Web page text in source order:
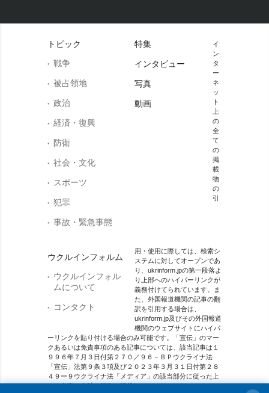
トピック
戦争
被占領地
政治
経済・復興
防衛
社会・文化
スポーツ
犯罪
事故・緊急事態
ウクルインフォルム
ウクルインフォル
ムについて
コンタクト
特集
インタビュー
写真
動画
イ
ン
タ
ー
ネ
ッ
ト
上
の
全
て
の
掲
載
物
の
引
用・使用に際しては、検索シ
ステムに対してオープンであ
り、ukrinform.jpの第一段落よ
り上部へのハイパーリンクが
義務付けてられています。ま
た、外国報道機関の記事の翻
訳を引用する場合は、
ukrinform.jp及びその外国報道
機関のウェブサイトにハイパ
ーリンクを貼り付ける場合のみ可能です。「宣伝」のマー
クあるいは免責事項のある記事については、該当記事は１
９９６年７月３日付第２７０／９６－ＢＰウクライナ法
「宣伝」法第９条３項及び２０２３年３月３１日付第２８
４９ー９ウクライナ法「メディア」の該当部分に従った上
で、合意／会計を根拠に掲載されています。